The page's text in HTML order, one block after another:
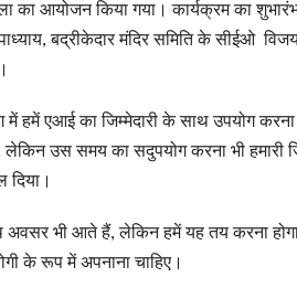
का आयोजन किया गया। कार्यक्रम का
बद्रीकेदार मंदिर समिति के सीईओ
एआई का जिम्मेदारी के साथ उपयोग करना
उस समय का सदुपयोग करना भी हमारी
अवसर भी आते हैं, लेकिन हमें यह तय करना
के रूप में अपनाना चाहिए।